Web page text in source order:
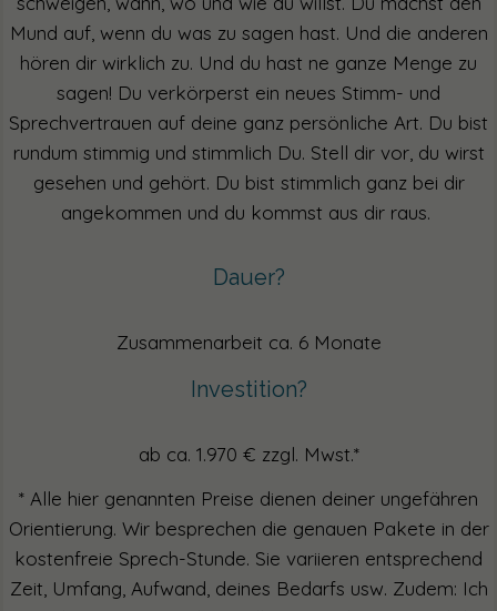
Mund auf, wenn du was zu sagen hast. Und die anderen
hören dir wirklich zu. Und du hast ne ganze Menge zu
sagen! Du verkörperst ein neues Stimm- und
Sprechvertrauen auf deine ganz persönliche Art. Du bist
rundum stimmig und stimmlich Du. Stell dir vor, du wirst
gesehen und gehört. Du bist stimmlich ganz bei dir
angekommen und du kommst aus dir raus.
Dauer?
Zusammenarbeit ca. 6 Monate
Investition?
ab ca. 1.970 € zzgl. Mwst.*
* Alle hier genannten Preise dienen deiner ungefähren
Orientierung. Wir besprechen die genauen Pakete in der
kostenfreie Sprech-Stunde. Sie variieren entsprechend
Zeit, Umfang, Aufwand, deines Bedarfs usw. Zudem: Ich